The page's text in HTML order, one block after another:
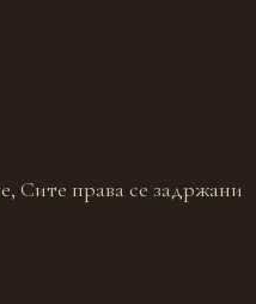
Сите права се задржани